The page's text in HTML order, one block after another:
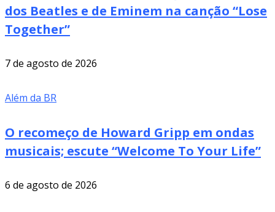
dos Beatles e de Eminem na canção “Lose
Together”
7 de agosto de 2026
Além da BR
O recomeço de Howard Gripp em ondas
musicais; escute “Welcome To Your Life”
6 de agosto de 2026